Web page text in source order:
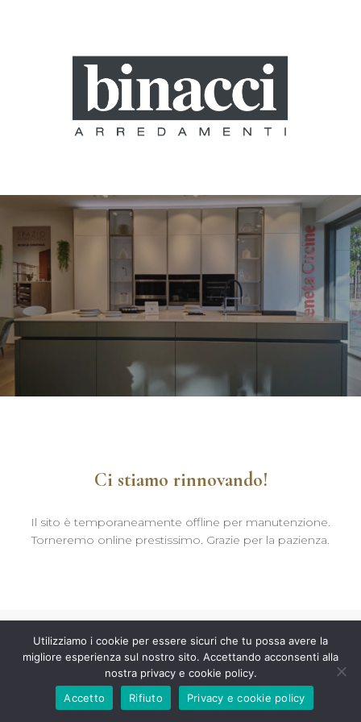
Ci stiamo rinnovando!
Il sito è temporaneamente offline per manutenzione.
Torneremo online prestissimo. Grazie per la pazienza.
Utilizziamo i cookie per essere sicuri che tu possa avere la
migliore esperienza sul nostro sito. Accettando acconsenti alla
nostra privacy e cookie policy.
Accetto
Rifiuto Privacy e cookie policy